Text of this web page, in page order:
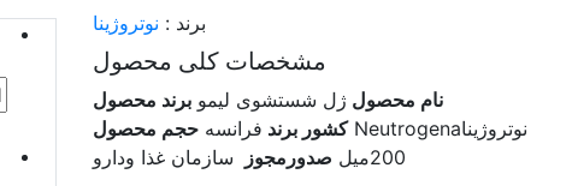
برند : نوتروژینا
مشخصات کلی محصول
نام محصول ژل شستشوی لیموبرند محصول
نوتروژیناNeutrogena
کشور برند فرانسهحجم محصول
200میل
صدورمجوز سازمان غذا ودارو